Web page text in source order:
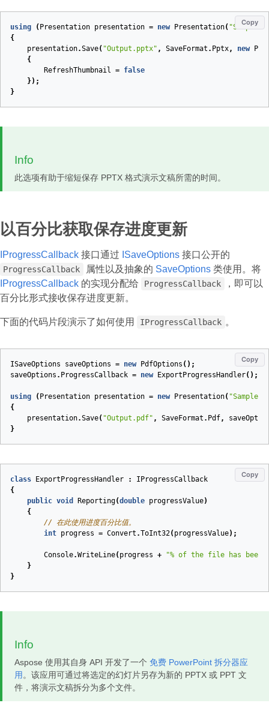
Copy
using ( Presentation presentation = new Presentation(
{
presentation.Save( "Output.pptx" , SaveFormat . Pptx, new
{
RefreshThumbnail = false
});
}
Info
此选项有助于缩短保存 PPTX 格式演示文稿所需的时间。
以百分比获取保存进度更新
IProgressCallback 接口通过 ISaveOptions 接口公开的
ProgressCallback 属性以及抽象的 SaveOptions类使用。将
IProgressCallback 的实现分配给 ProgressCallback
，即可以
百分比形式接收保存进度更新。
下面的代码片段演示了如何使用 IProgressCallback 。
Copy
ISaveOptions saveOptions = new PdfOptions ();
saveOptions . ProgressCallback = new ExportProgressHandler();
using ( Presentation presentation = new Presentation(
{
presentation.Save( "Output.pdf" , SaveFormat . Pdf,
}
Copy
class ExportProgressHandler :
IProgressCallback
{
public void Reporting(double progressValue)
{
// 在此使用进度百分比值。
int progress = Convert .ToInt32( progressValue);
Console.WriteLine( progress +
"% of the file has been
}
}
Info
Aspose 使用其自身 API 开发了一个 免费 PowerPoint 拆分器应
用 。该应用可通过将选定的幻灯片另存为新的 PPTX 或 PPT 文
件，将演示文稿拆分为多个文件。